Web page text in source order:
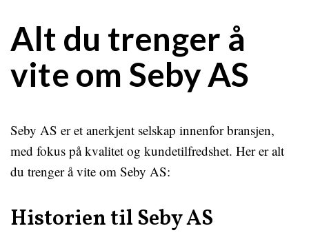
Alt du trenger å
vite om Seby AS
Seby AS er et anerkjent selskap innenfor bransjen,
med fokus på kvalitet og kundetilfredshet. Her er alt
du trenger å vite om Seby AS:
Historien til Seby AS